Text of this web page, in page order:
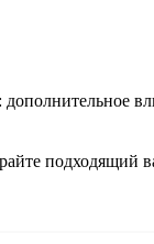
дополнительное
подходящий